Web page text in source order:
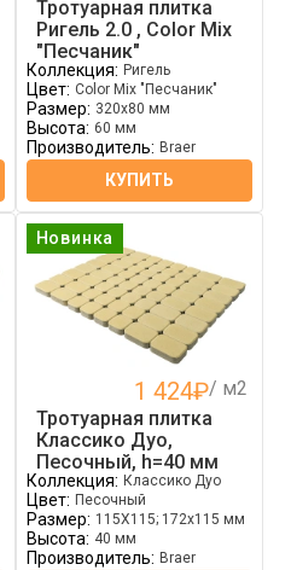
Тротуарная плитка
Ригель 2.0 , Color Mix
"Песчаник"
Коллекция: Ригель
Цвет: Color Mix "Песчаник"
Размер: 320х80 мм
Высота: 60 мм
Производитель: Braer
КУПИТЬ
Новинка
1 424₽/ м2
Тротуарная плитка
Классико Дуо,
Песочный, h=40 мм
Коллекция: Классико Дуо
Цвет: Песочный
Размер: 115Х115; 172х115 мм
Высота: 40 мм
Производитель: Braer